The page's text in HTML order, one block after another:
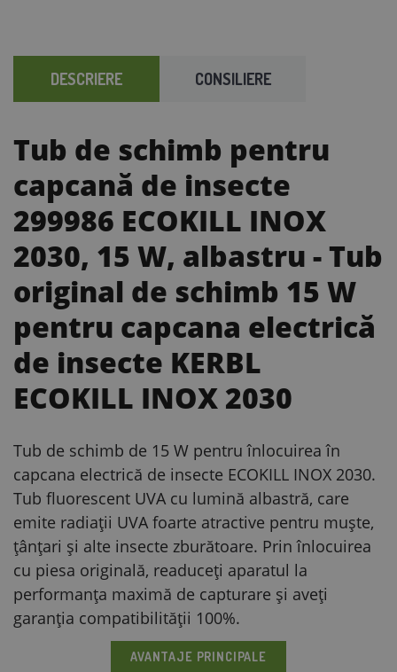
DESCRIERE CONSILIERE
Tub de schimb pentru
capcană de insecte
299986 ECOKILL INOX
2030, 15 W, albastru - Tub
original de schimb 15 W
pentru capcana electrică
de insecte KERBL
ECOKILL INOX 2030
Tub de schimb de 15 W pentru înlocuirea în
capcana electrică de insecte ECOKILL INOX 2030.
Tub fluorescent UVA cu lumină albastră, care
emite radiații UVA foarte atractive pentru muște,
țânțari și alte insecte zburătoare. Prin înlocuirea
cu piesa originală, readuceți aparatul la
performanța maximă de capturare și aveți
garanția compatibilității 100%.
AVANTAJE PRINCIPALE